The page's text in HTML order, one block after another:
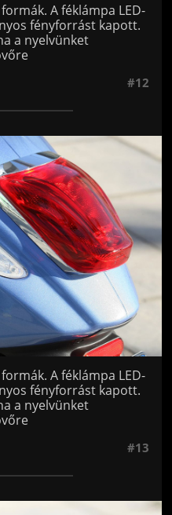
A féklámpa LED-
fényforrást kapott.
a nyelvünket
#12
kép!
A féklámpa LED-
fényforrást kapott.
a nyelvünket
#13